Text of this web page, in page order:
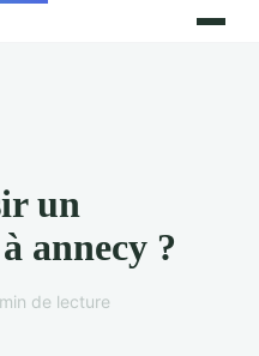
un
annecy ?
de lecture